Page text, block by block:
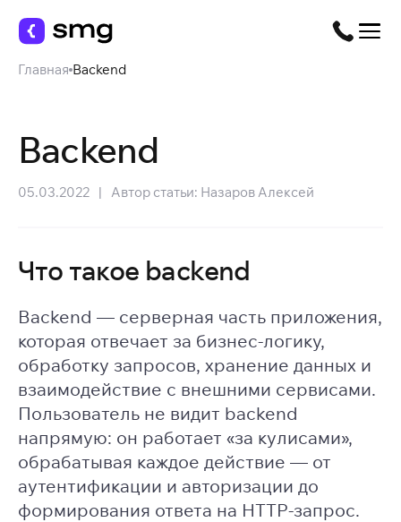
Главная Backend
Backend
05.03.2022 | Автор статьи: Назаров Алексей
Что такое backend
Backend — серверная часть приложения,
которая отвечает за бизнес-логику,
обработку запросов, хранение данных и
взаимодействие с внешними сервисами.
Пользователь не видит backend
напрямую: он работает «за кулисами»,
обрабатывая каждое действие — от
аутентификации и авторизации до
формирования ответа на HTTP-запрос.